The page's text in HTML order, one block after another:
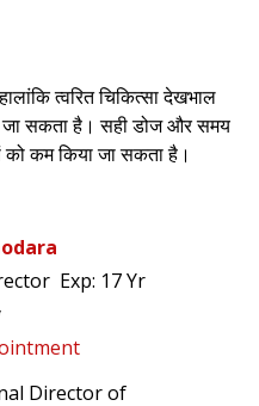
त्वरित चिकित्सा देखभाल
जा सकता है। सही डोज और समय
कम किया जा सकता है।
Exp: 17 Yr
Director of